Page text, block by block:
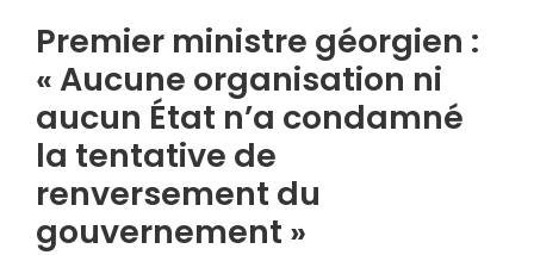
Premier ministre géorgien :
« Aucune organisation ni
aucun État n’a condamné
la tentative de
renversement du
gouvernement »